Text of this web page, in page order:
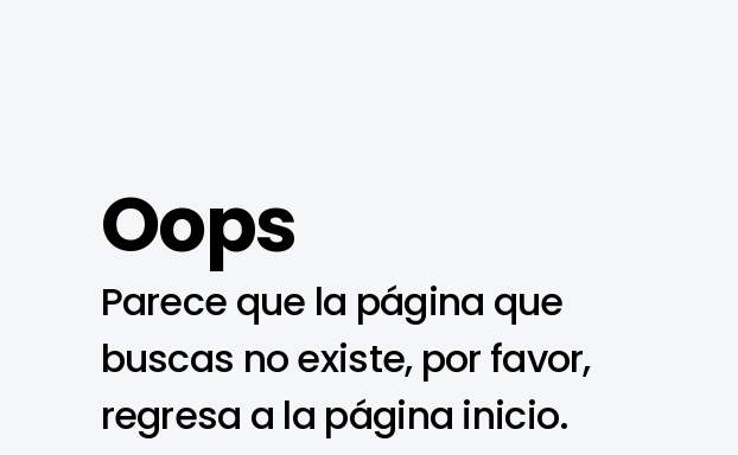
Oops
Parece que la página que
buscas no existe, por favor,
regresa a la página inicio.